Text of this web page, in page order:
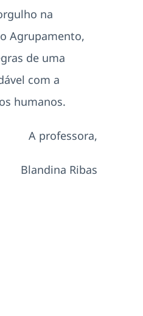
na
Agrupamento,
de uma
com a
humanos.
A professora,
Blandina Ribas